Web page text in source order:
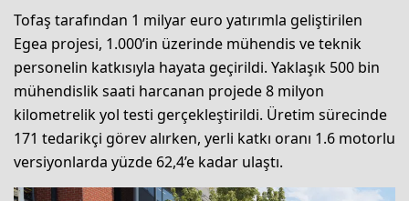
Tofaş tarafından 1 milyar euro yatırımla geliştirilen
Egea projesi, 1.000’in üzerinde mühendis ve teknik
personelin katkısıyla hayata geçirildi. Yaklaşık 500 bin
mühendislik saati harcanan projede 8 milyon
kilometrelik yol testi gerçekleştirildi. Üretim sürecinde
171 tedarikçi görev alırken, yerli katkı oranı 1.6 motorlu
versiyonlarda yüzde 62,4’e kadar ulaştı.